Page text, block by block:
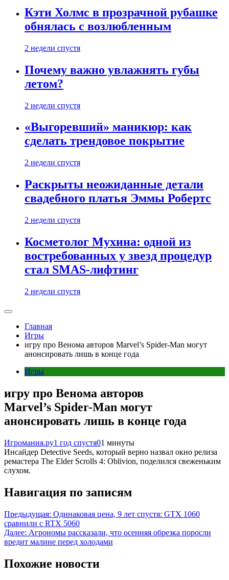
Кэти Холмс в прозрачной рубашке
обнялась с возлюбленным
2 недели спустя
Почему важно увлажнять губы
летом?
2 недели спустя
«Выгоревший» маникюр: как
сделать трендовое покрытие
2 недели спустя
Раскрыты неожиданные детали
свадебного платья Эммы Робертс
2 недели спустя
Косметолог Мухина: одной из
востребованных у звезд процедур
стал SMAS-лифтинг
2 недели спустя
Главная
Игры
игру про Венома авторов Marvel’s Spider-Man могут
анонсировать лишь в конце года
Игры
игру про Венома авторов
Marvel’s Spider-Man могут
анонсировать лишь в конце года
Игромания.ру1 год спустя01 минуты
Инсайдер Detective Seeds, который верно назвал окно релиза
ремастера The Elder Scrolls 4: Oblivion, поделился свеженьким
слухом.
Навигация по записям
Предыдущая: Одинаковая цена, 9 лет спустя: GTX 1060
сравнили с RTX 5060
Далее: Агрономы рассказали, что осенняя обрезка поросли
вредит малине перед холодами
Похожие новости